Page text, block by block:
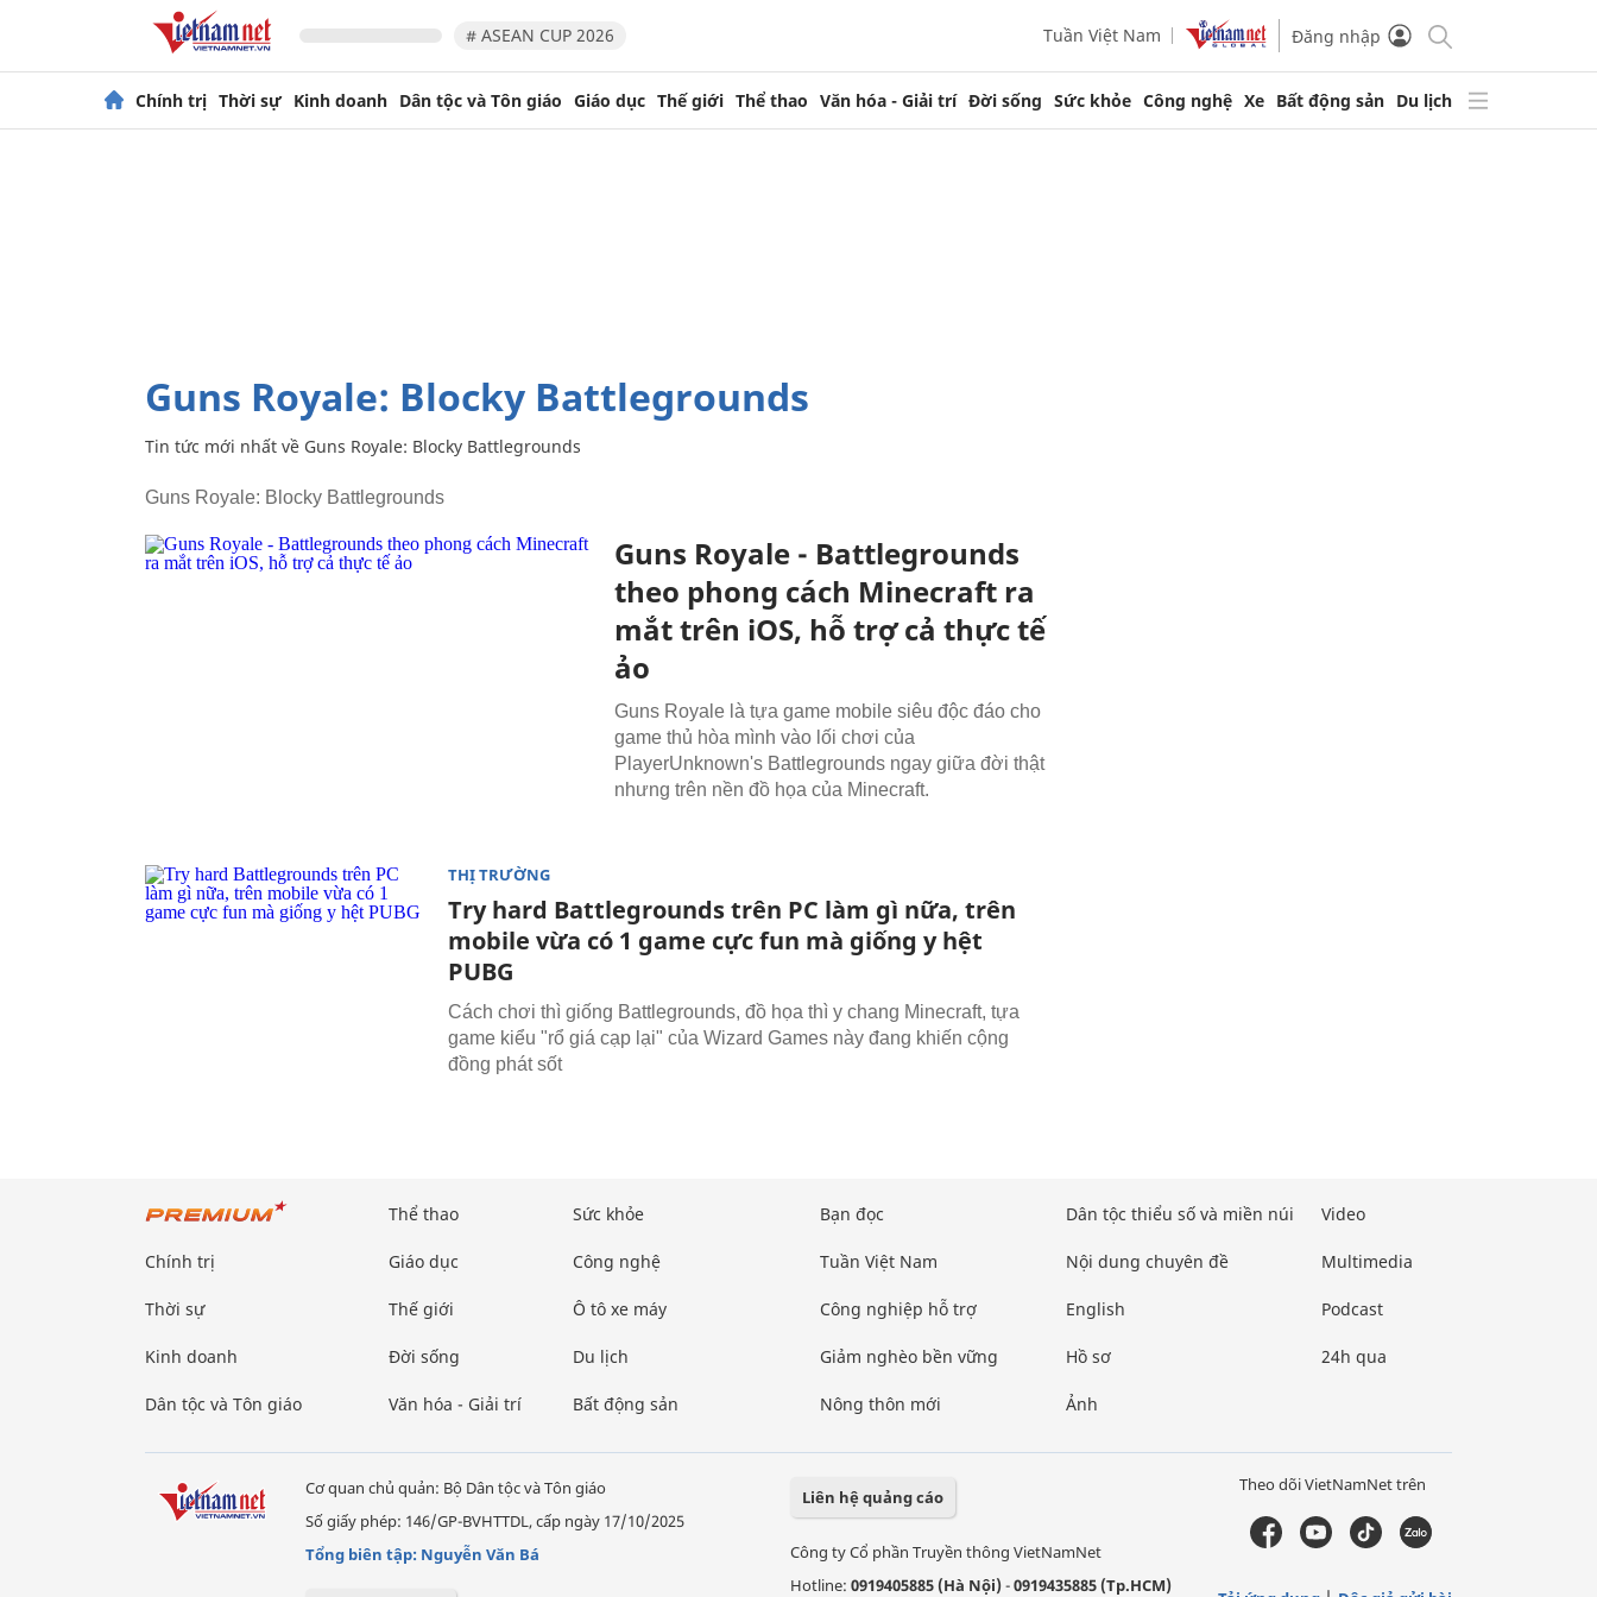
# ASEAN CUP 2026 Tuần Việt Nam Đăng nhập
Chính trị Thời sự Kinh doanh Dân tộc và Tôn giáo Giáo dục Thế giới Thể thao Văn hóa - Giải trí Đời sống Sức khỏe Công nghệ Xe Bất động sản Du lịch
Guns Royale: Blocky Battlegrounds
Tin tức mới nhất về Guns Royale: Blocky Battlegrounds
Guns Royale: Blocky Battlegrounds
Guns Royale - Battlegrounds
theo phong cách Minecraft ra
mắt trên iOS, hỗ trợ cả thực tế
ảo
Guns Royale là tựa game mobile siêu độc đáo cho
game thủ hòa mình vào lối chơi của
PlayerUnknown's Battlegrounds ngay giữa đời thật
nhưng trên nền đồ họa của Minecraft.
THỊ TRƯỜNG
Try hard Battlegrounds trên PC làm gì nữa, trên
mobile vừa có 1 game cực fun mà giống y hệt
PUBG
Cách chơi thì giống Battlegrounds, đồ họa thì y chang Minecraft, tựa
game kiểu "rổ giá cạp lại" của Wizard Games này đang khiến cộng
đồng phát sốt
Chính trị
Thời sự
Kinh doanh
Dân tộc và Tôn giáo
Thể thao
Giáo dục
Thế giới
Đời sống
Văn hóa - Giải trí
Sức khỏe
Công nghệ
Ô tô xe máy
Du lịch
Bất động sản
Bạn đọc
Tuần Việt Nam
Công nghiệp hỗ trợ
Giảm nghèo bền vững
Nông thôn mới
Dân tộc thiểu số và miền núi
Nội dung chuyên đề
English
Hồ sơ
Ảnh
Video
Multimedia
Podcast
24h qua
Cơ quan chủ quản: Bộ Dân tộc và Tôn giáo
Số giấy phép: 146/GP-BVHTTDL, cấp ngày 17/10/2025
Tổng biên tập: Nguyễn Văn Bá
Liên hệ quảng cáo
Công ty Cổ phần Truyền thông VietNamNet
Hotline: 0919405885 (Hà Nội)-0919435885 (Tp.HCM)
Theo dõi VietNamNet trên